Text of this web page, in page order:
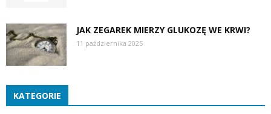
JAK ZEGAREK MIERZY GLUKOZĘ WE KRWI?
11 października 2025
KATEGORIE